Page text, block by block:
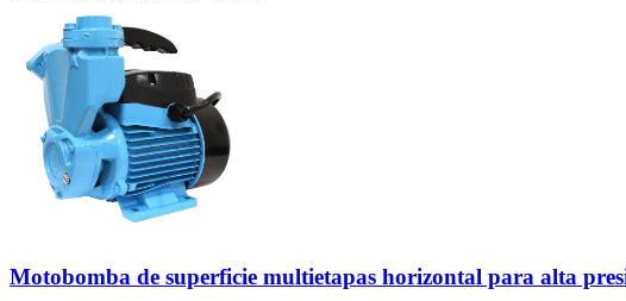
Motobomba de superficie multietapas horizontal para alta